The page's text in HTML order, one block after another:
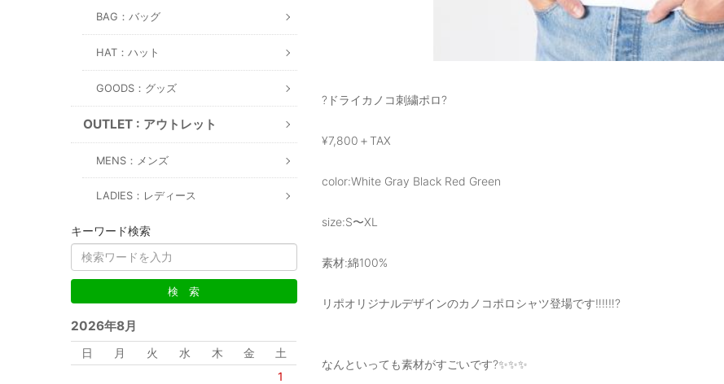
BAG：バッグ
HAT：ハット
GOODS：グッズ
OUTLET : アウトレット
MENS：メンズ
LADIES：レディース
キーワード検索
2026年8月
日 月 火 水 木 金
土
1
?ドライカノコ刺繍ポロ?
¥7,800＋TAX
color:White Gray Black Red Green
size:S〜XL
素材:綿100%
リポオリジナルデザインのカノコポロシャツ登場です‼️‼️‼️?
なんといっても素材がすごいです?✨✨✨